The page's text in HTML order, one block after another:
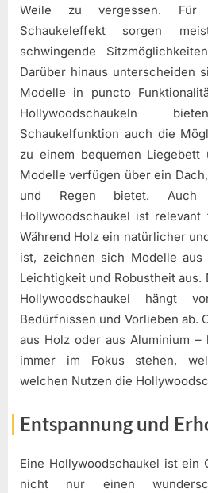
Weile zu vergessen. Für
Schaukeleffekt sorgen
schwingende
Darüber hinaus unterscheiden
Modelle in puncto
Hollywoodschaukeln
Schaukelfunktion auch die
zu einem bequemen Liegebett
Modelle verfügen über ein
und Regen bietet.
Hollywoodschaukel ist
Während Holz ein natürlicher
ist, zeichnen sich Modelle
Leichtigkeit und Robustheit
Hollywoodschaukel hängt
Bedürfnissen und Vorlieben ab.
aus Holz oder aus Aluminium
immer im Fokus stehen,
welchen Nutzen die
Entspannung und
Eine Hollywoodschaukel ist ein
nicht nur einen